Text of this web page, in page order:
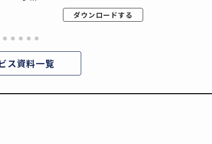
ダウンロードする
ス資料一覧